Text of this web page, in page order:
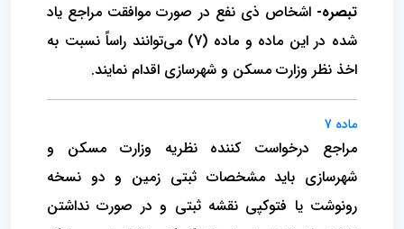
تبصره- اشخاص ذی نفع در صورت موافقت مراجع یاد
شده در این ماده و ماده (7) می‌توانند راساً نسبت به
اخذ نظر وزارت مسکن و شهرسازی اقدام نمایند.
ماده 7
مراجع درخواست کننده نظریه وزارت مسکن و
شهرسازی باید مشخصات ثبتی زمین و دو نسخه
رونوشت یا فتوکپی نقشه ثبتی و در صورت نداشتن